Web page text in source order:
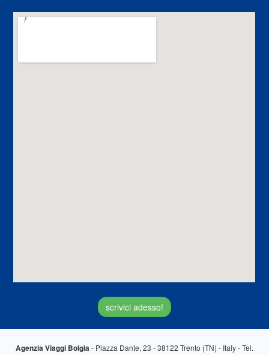
scrivici adesso!
Agenzia Viaggi Bolgia - Piazza Dante, 23 - 38122 Trento (TN) - Italy - Tel.